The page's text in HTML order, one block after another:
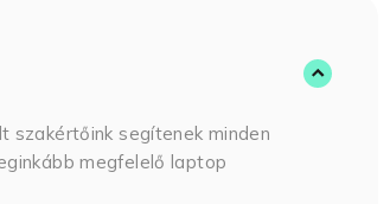
szakértőink segítenek minden
megfelelő laptop